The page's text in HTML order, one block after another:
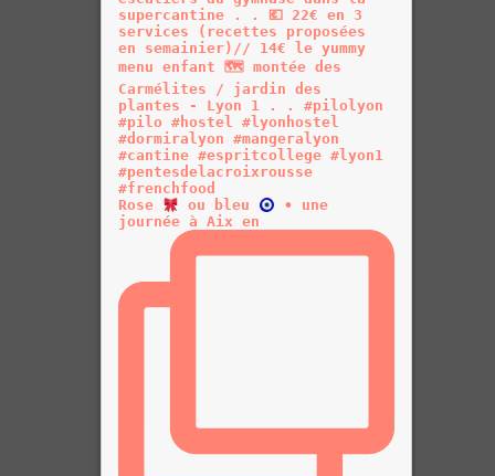
Rose ou bleu
• une
journée à Aix en